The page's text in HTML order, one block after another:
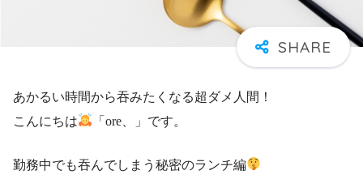
あかるい時間から吞みたくなる超ダメ人間！
こんにちは
「ore、」です。
勤務中でも吞んでしまう秘密のランチ編